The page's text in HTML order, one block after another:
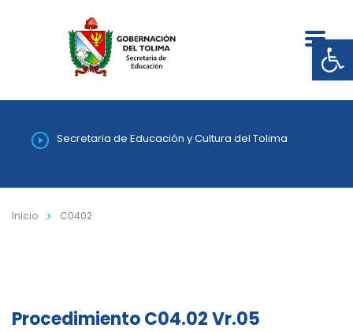
Secretaria de Educación y Cultura del Tolima
Inicio C0402
Procedimiento C04.02 Vr.05